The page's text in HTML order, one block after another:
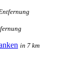
in 7 km